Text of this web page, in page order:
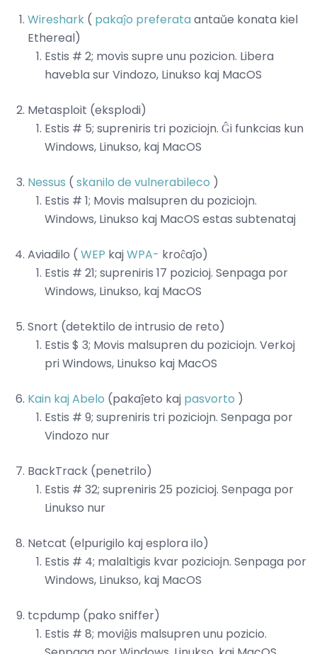
Wireshark ( pakaĵo preferataantaŭe konata kiel
Ethereal)
Estis # 2; movis supre unu pozicion. Libera
havebla sur Vindozo, Linukso kaj MacOS
Metasploit (eksplodi)
Estis # 5; supreniris tri poziciojn. Ĝi funkcias kun
Windows, Linukso, kaj MacOS
Nessus ( skanilo de vulnerabileco )
Estis # 1; Movis malsupren du poziciojn.
Windows, Linukso kaj MacOS estas subtenataj
Aviadilo ( WEP kajWPA- kroĉaĵo)
Estis # 21; supreniris 17 pozicioj. Senpaga por
Windows, Linukso, kaj MacOS
Snort (detektilo de intrusio de reto)
Estis $ 3; Movis malsupren du poziciojn. Verkoj
pri Windows, Linukso kaj MacOS
Kain kaj Abelo (pakaĵeto kaj pasvorto )
Estis # 9; supreniris tri poziciojn. Senpaga por
Vindozo nur
BackTrack (penetrilo)
Estis # 32; supreniris 25 pozicioj. Senpaga por
Linukso nur
Netcat (elpurigilo kaj esplora ilo)
Estis # 4; malaltigis kvar poziciojn. Senpaga por
Windows, Linukso, kaj MacOS
tcpdump (pako sniffer)
Estis # 8; moviĝis malsupren unu pozicio.